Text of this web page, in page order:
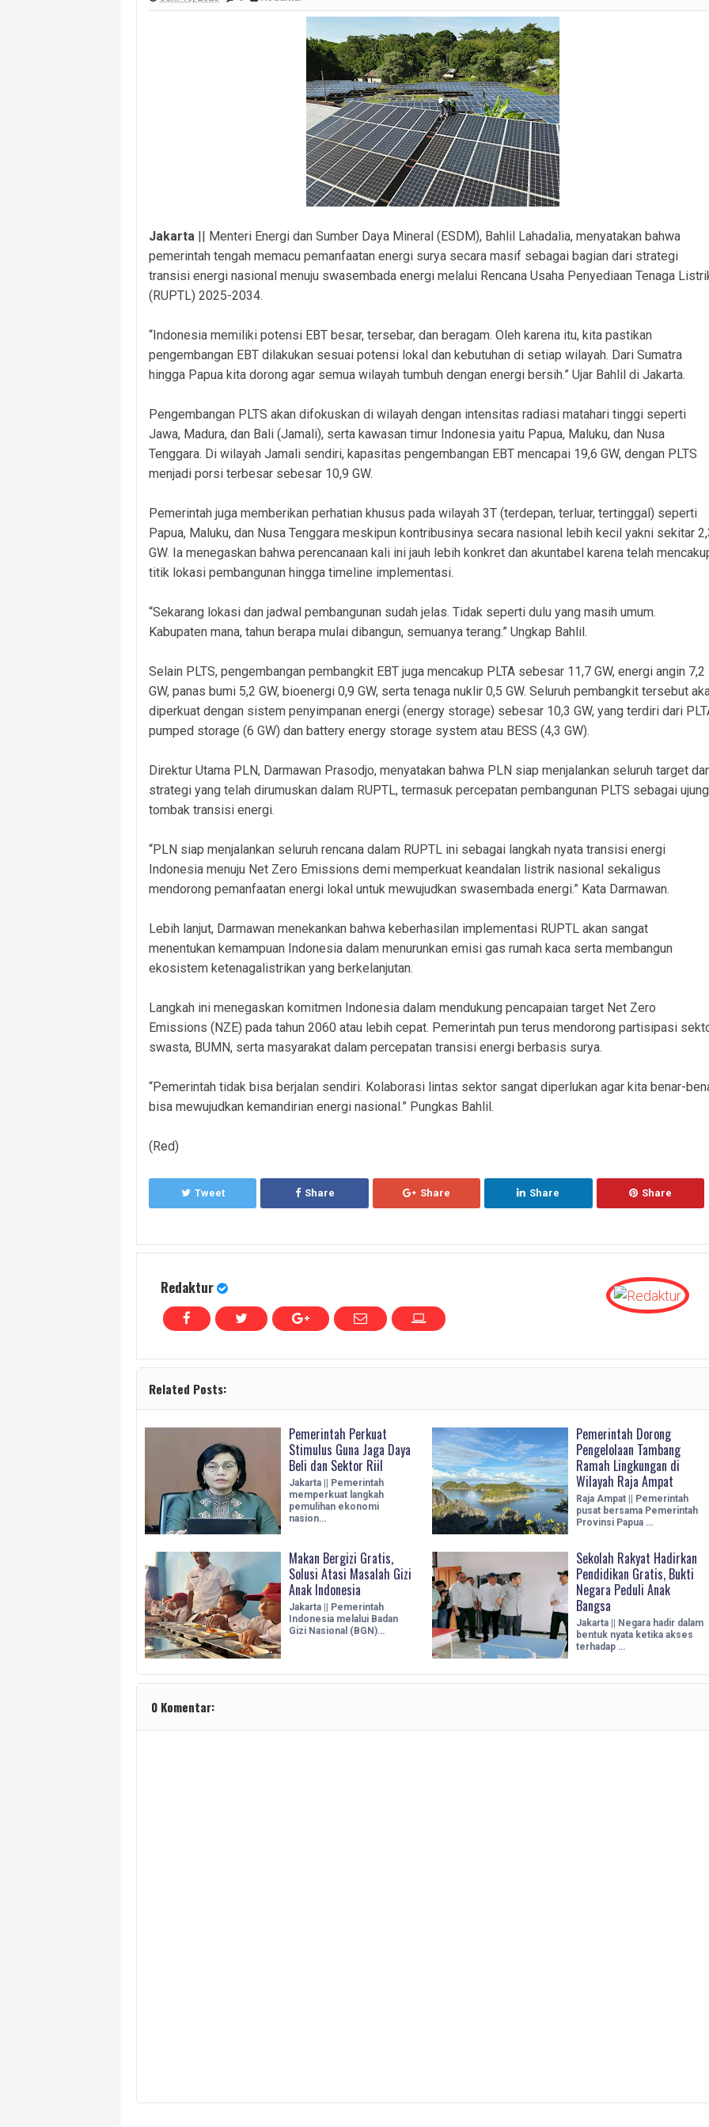
Wujud Sinergitas Antarunsur, Bhabinkamtibmas Sukadamai Ikut Evaluasi Pemerintahan Desa
Perkuat Keimanan dan Kekompakan, Binrohtal Polres PALI Jadi Bekal Layani Masyarakat dengan Presisi
Tingkatkan Kapasitas SDM, Polres PALI Ikuti Pelatihan AI untuk Layanan Kepolisian Modern
Monev Kecamatan Talang Ubi di Pantadewa, Polisi Tegaskan Dukungan Pengawasan Program dan Dana Desa
Pastikan Tidak Ada Kendala Teknis, Kapolres PALI Verifikasi Kesiapan Peralatan Penanganan Karhutla
Monev Kecamatan Sinardewa Berjalan Kondusif, Polri Tegaskan Komitmen Dukung Pemerintahan Desa
Polantas Banyuasin Hadir di Tengah Kemacetan, Bagikan Makanan dan Air Mineral kepada Pengguna Jalan
Jakarta || Menteri Energi dan Sumber Daya Mineral (ESDM), Bahlil Lahadalia, menyatakan bahwa
pemerintah tengah memacu pemanfaatan energi surya secara masif sebagai bagian dari strategi
transisi energi nasional menuju swasembada energi melalui Rencana Usaha Penyediaan Tenaga
(RUPTL) 2025-2034.
“Indonesia memiliki potensi EBT besar, tersebar, dan beragam. Oleh karena itu, kita pastikan
pengembangan EBT dilakukan sesuai potensi lokal dan kebutuhan di setiap wilayah. Dari Sumatra
hingga Papua kita dorong agar semua wilayah tumbuh dengan energi bersih.” Ujar Bahlil di Jakarta.
Pengembangan PLTS akan difokuskan di wilayah dengan intensitas radiasi matahari tinggi seperti
Jawa, Madura, dan Bali (Jamali), serta kawasan timur Indonesia yaitu Papua, Maluku, dan Nusa
Tenggara. Di wilayah Jamali sendiri, kapasitas pengembangan EBT mencapai 19,6 GW, dengan PLTS
menjadi porsi terbesar sebesar 10,9 GW.
Pemerintah juga memberikan perhatian khusus pada wilayah 3T (terdepan, terluar, tertinggal) seperti
Papua, Maluku, dan Nusa Tenggara meskipun kontribusinya secara nasional lebih kecil yakni sekitar
GW. Ia menegaskan bahwa perencanaan kali ini jauh lebih konkret dan akuntabel karena telah
titik lokasi pembangunan hingga timeline implementasi.
“Sekarang lokasi dan jadwal pembangunan sudah jelas. Tidak seperti dulu yang masih umum.
Kabupaten mana, tahun berapa mulai dibangun, semuanya terang.” Ungkap Bahlil.
Selain PLTS, pengembangan pembangkit EBT juga mencakup PLTA sebesar 11,7 GW, energi angin 7,2
GW, panas bumi 5,2 GW, bioenergi 0,9 GW, serta tenaga nuklir 0,5 GW. Seluruh pembangkit tersebut
diperkuat dengan sistem penyimpanan energi (energy storage) sebesar 10,3 GW, yang terdiri dari
pumped storage (6 GW) dan battery energy storage system atau BESS (4,3 GW).
Direktur Utama PLN, Darmawan Prasodjo, menyatakan bahwa PLN siap menjalankan seluruh target
strategi yang telah dirumuskan dalam RUPTL, termasuk percepatan pembangunan PLTS sebagai ujung
tombak transisi energi.
“PLN siap menjalankan seluruh rencana dalam RUPTL ini sebagai langkah nyata transisi energi
Indonesia menuju Net Zero Emissions demi memperkuat keandalan listrik nasional sekaligus
mendorong pemanfaatan energi lokal untuk mewujudkan swasembada energi.” Kata Darmawan.
Lebih lanjut, Darmawan menekankan bahwa keberhasilan implementasi RUPTL akan sangat
menentukan kemampuan Indonesia dalam menurunkan emisi gas rumah kaca serta membangun
ekosistem ketenagalistrikan yang berkelanjutan.
Langkah ini menegaskan komitmen Indonesia dalam mendukung pencapaian target Net Zero
Emissions (NZE) pada tahun 2060 atau lebih cepat. Pemerintah pun terus mendorong partisipasi
swasta, BUMN, serta masyarakat dalam percepatan transisi energi berbasis surya.
“Pemerintah tidak bisa berjalan sendiri. Kolaborasi lintas sektor sangat diperlukan agar kita benar-
bisa mewujudkan kemandirian energi nasional.” Pungkas Bahlil.
(Red)
Tweet Share Share Share Share
Redaktur
Related Posts:
Pemerintah Perkuat
Stimulus Guna Jaga Daya
Beli dan Sektor Riil
Jakarta || Pemerintah
memperkuat langkah
pemulihan ekonomi
nasion…
Pemerintah Dorong
Pengelolaan Tambang
Ramah Lingkungan di
Wilayah Raja Ampat
Raja Ampat || Pemerintah
pusat bersama Pemerintah
Provinsi Papua …
Makan Bergizi Gratis,
Solusi Atasi Masalah Gizi
Anak Indonesia
Jakarta || Pemerintah
Indonesia melalui Badan
Gizi Nasional (BGN)…
Sekolah Rakyat Hadirkan
Pendidikan Gratis, Bukti
Negara Peduli Anak
Bangsa
Jakarta || Negara hadir dalam
bentuk nyata ketika akses
terhadap …
0 Komentar: